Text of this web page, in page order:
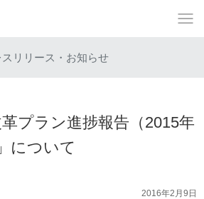
スリリース・お知らせ
革プラン進捗報告（2015年
について
2016年2月9日